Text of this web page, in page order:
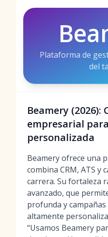
Plataforma de
del
Beamery (2026):
empresarial
personalizada
Beamery ofrece una
combina CRM, ATS y
carrera. Su fortaleza
avanzado, que
profunda y
altamente
“Usamos Beamery